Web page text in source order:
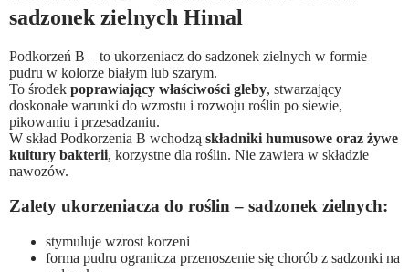
sadzonek zielnych Himal
Podkorzeń B – to ukorzeniacz do sadzonek zielnych w formie
pudru w kolorze białym lub szarym.
To środek poprawiający właściwości gleby, stwarzający
doskonałe warunki do wzrostu i rozwoju roślin po siewie,
pikowaniu i przesadzaniu.
W skład Podkorzenia B wchodzą składniki humusowe oraz żywe
kultury bakterii, korzystne dla roślin. Nie zawiera w składzie
nawozów.
Zalety ukorzeniacza do roślin – sadzonek zielnych:
stymuluje wzrost korzeni
forma pudru ogranicza przenoszenie się chorób z sadzonki na